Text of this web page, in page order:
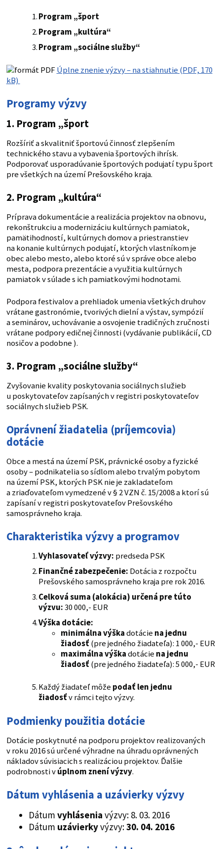
Program „šport
Program „kultúra“
Program „sociálne služby“
Úplne znenie výzvy – na stiahnutie (PDF, 170
kB)
Programy výzvy
1. Program „šport
Rozšíriť a skvalitniť športovú činnosť zlepšením
technického stavu a vybavenia športových ihrísk.
Podporovať usporadúvanie športových podujatí typu šport
pre všetkých na území Prešovského kraja.
2. Program „kultúra“
Príprava dokumentácie a realizácia projektov na obnovu,
rekonštrukciu a modernizáciu kultúrnych pamiatok,
pamätihodností, kultúrnych domov a priestranstiev
na konanie kultúrnych podujatí, ktorých vlastníkom je
obec alebo mesto, alebo ktoré sú v správe obce alebo
mesta, podpora prezentácie a využitia kultúrnych
pamiatok v súlade s ich pamiatkovými hodnotami.
Podpora festivalov a prehliadok umenia všetkých druhov
vrátane gastronómie, tvorivých dielní a výstav, sympózií
a seminárov, uchovávanie a osvojenie tradičných zručnosti
vrátane podpory edičnej činnosti (vydávanie publikácií, CD
nosičov a podobne ).
3. Program „sociálne služby“
Zvyšovanie kvality poskytovania sociálnych služieb
u poskytovateľov zapísaných v registri poskytovateľov
sociálnych služieb PSK.
Oprávnení žiadatelia (príjemcovia)
dotácie
Obce a mestá na území PSK, právnické osoby a fyzické
osoby – podnikatelia so sídlom alebo trvalým pobytom
na území PSK, ktorých PSK nie je zakladateľom
a zriaďovateľom vymedzené v § 2 VZN č. 15/2008 a ktorí sú
zapísaní v registri poskytovateľov Prešovského
samosprávneho kraja.
Charakteristika výzvy a programov
Vyhlasovateľ výzvy: predseda PSK
Finančné zabezpečenie: Dotácia z rozpočtu
Prešovského samosprávneho kraja pre rok 2016.
Celková suma (alokácia) určená pre túto
výzvu:30 000,- EUR
Výška dotácie:
minimálna výškadotácie na jednu
žiadosť (pre jedného žiadateľa): 1 000,- EUR
maximálna výškadotácie na jednu
žiadosť (pre jedného žiadateľa): 5 000,- EUR
Každý žiadateľ môže podať len jednu
žiadosťv rámci tejto výzvy.
Podmienky použitia dotácie
Dotácie poskytnuté na podporu projektov realizovaných
v roku 2016 sú určené výhradne na úhradu oprávnených
nákladov súvisiacich s realizáciou projektov. Ďalšie
podrobnosti vúplnom znení výzvy.
Dátum vyhlásenia a uzávierky výzvy
Dátum vyhlásenia výzvy: 8. 03. 2016
Dátum uzávierkyvýzvy:30. 04. 2016